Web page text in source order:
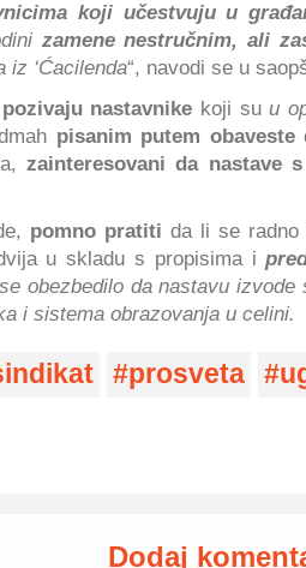
koji učestvuju u
zamene nestručnim, ali
iz ‘Ćacilenda“, navodi se u
pozivaju nastavnike koji suu
pisanim putem obaveste
zainteresovani da nastave
pomno pratitida li se radno
u skladu s propisima i
obezbedilo da nastavu
i sistema obrazovanja u celini.
prosveta
Dodaj